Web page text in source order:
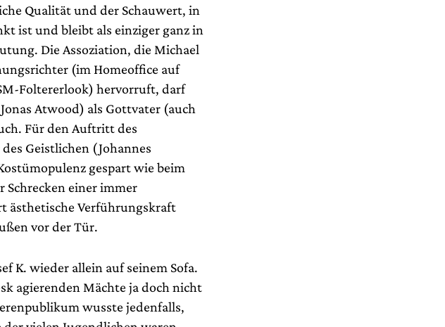
Qualität und der Schauwert, in
ist und bleibt als einziger ganz in
Die Assoziation, die Michael
(im Homeoffice auf
Foltererlook) hervorruft, darf
Atwood) als Gottvater (auch
Für den Auftritt des
Geistlichen (Johannes
gespart wie beim
einer immer
ästhetische Verführungskraft
vor der Tür.
K. wieder allein auf seinem Sofa.
agierenden Mächte ja doch nicht
wusste jedenfalls,